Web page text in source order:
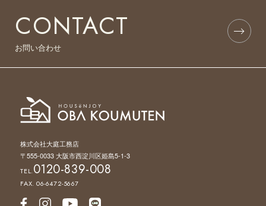
CONTACT
お問い合わせ
株式会社大庭工務店
〒555-0033 大阪市西淀川区姫島5-1-3
TEL.0120-839-008
FAX. 06-6472-5667